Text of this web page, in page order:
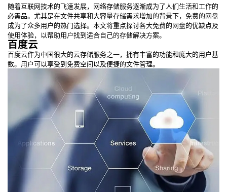
随着互联网技术的飞速发展，网络存储服务逐渐成为了人们生活和工作的
必需品。尤其是在文件共享和大容量存储需求增加的背景下，免费的网盘
成为了众多用户的热门选择。本文将重点探讨各大免费的网盘的优缺点及
使用体验，以帮助用户找到适合自己的存储解决方案。
百度云
百度云作为中国很大的云存储服务之一，拥有丰富的功能和庞大的用户基
数。用户可以享受到免费空间以及便捷的文件管理。